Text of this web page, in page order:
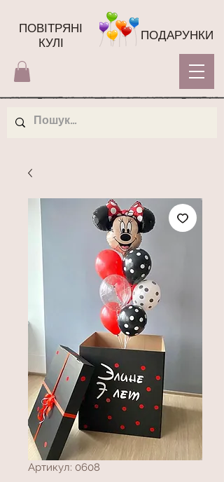
ПОВІТРЯНІ
КУЛІ
ПОДАРУНКИ
Артикул: 0608